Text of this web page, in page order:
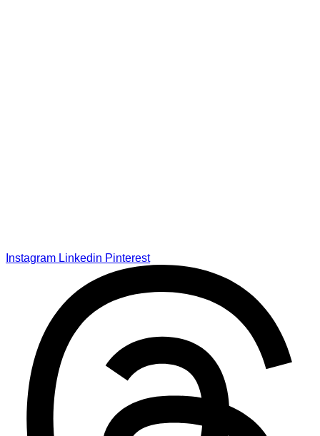
Instagram Linkedin Pinterest